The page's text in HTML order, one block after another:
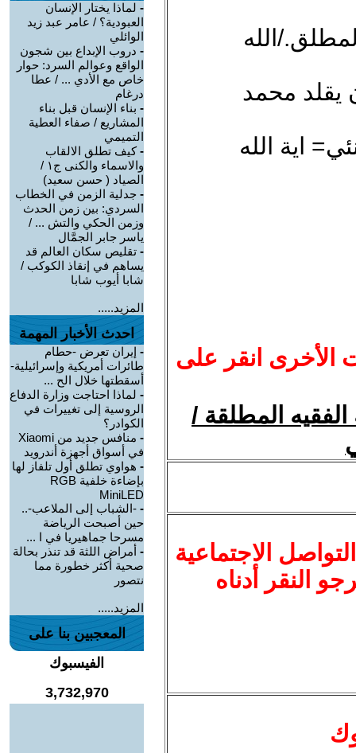
الله
يقلد محمد
المعادلة 1 خامنئي= اية الله
الأخرى انقر على
المطلقة /
الاجتماعية
النقر أدناه
- لماذا يختار الإنسان
العبودية؟ / عامر عبد زيد
الوائلي
- دروب الإبداع بين شجون
الواقع وعوالم السرد: حوار
خاص مع الأدي ... / عطا
درغام
- بناء الإنسان قبل بناء
المشاريع / صفاء العطية
التميمي
-كيف تطلق الالقاب
والاسماء والكنى ج١ /
الصياد ‏( حسن سعيد‏)
- جدلية الزمن في الخطاب
السردي: بين زمن الحدث
وزمن الحكي والتش ... /
ياسر جابر الجمَّال
- تقليص سكان العالم قد
يساهم في إنقاذ الكوكب /
شابا أيوب شابا
المزيد.....
احدث الأخبار المهمة
- إيران تعرض -حطام
طائرات أمريكية وإسرائيلية-
أسقطتها خلال الح ...
- لماذا احتاجت وزارة الدفاع
الروسية إلى تغييرات في
الكوادر؟
-
منافس جديد من Xiaomi
في أسواق أجهزة أندرويد
- هواوي تطلق أول تلفاز لها
بإضاءة خلفية RGB
MiniLED
- -الشباب إلى الملاعب-..
حين أصبحت الرياضة
مسرحا جماهيريا في ا ...
- أمراض اللثة قد تنذر بحالة
صحية أكثر خطورة مما
نتصور
المزيد.....
المعجبين بنا على
الفيسبوك
3,732,970